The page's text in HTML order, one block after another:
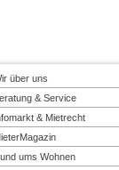
über uns
& Service
& Mietrecht
ums Wohnen